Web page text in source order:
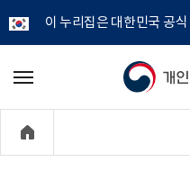
이 누리집은 대한민국 공
개
정
메
기